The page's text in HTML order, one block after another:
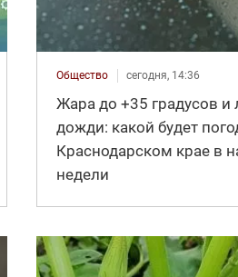
Общество сегодня, 14:36
Жара до +35 градусов и
дожди: какой будет
Краснодарском крае в
недели